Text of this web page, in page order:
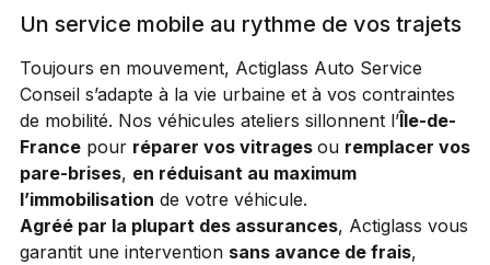
Un service mobile au rythme de vos trajets
Toujours en mouvement, Actiglass Auto Service
Conseil s’adapte à la vie urbaine et à vos contraintes
de mobilité. Nos véhicules ateliers sillonnent l’Île-de-
France pour réparer vos vitrages ou remplacer vos
pare-brises, en réduisant au maximum
l’immobilisation de votre véhicule.
Agréé par la plupart des assurances, Actiglass vous
garantit une intervention sans avance de frais,